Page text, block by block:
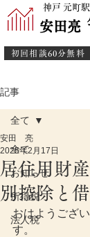
神戸 元町
安田
初回相談60分無料
記事
全て
お知らせ
所得税
法人税
全て
居住用財
別控除と
安田 亮
2025年2月17日
おはようござ
す。